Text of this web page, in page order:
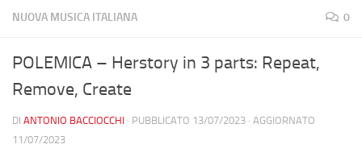
NUOVA MUSICA ITALIANA 0
POLEMICA – Herstory in 3 parts: Repeat,
Remove, Create
DI ANTONIO BACCIOCCHI · PUBBLICATO 13/07/2023 · AGGIORNATO
11/07/2023